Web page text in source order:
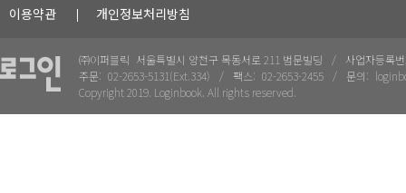
이용약관 개인정보처리방침
㈜이퍼블릭 서울특별시 양천구 목동서로 211 범문빌딩
사업자등록
주문: 02-2653-5131(Ext.334) 팩스: 02-2653-2455 문의:
Copyright 2019. Loginbook. All rights reserved.